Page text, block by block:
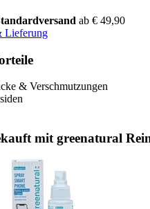
ab € 49,90
Lieferung
& Verschmutzungen
mit greenatural